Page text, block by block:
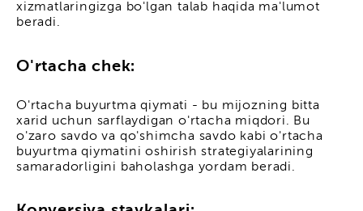
xizmatlaringizga bo'lgan talab haqida ma'lumot
beradi.
O'rtacha chek:
O'rtacha buyurtma qiymati - bu mijozning bitta
xarid uchun sarflaydigan o'rtacha miqdori. Bu
o'zaro savdo va qo'shimcha savdo kabi o'rtacha
buyurtma qiymatini oshirish strategiyalarining
samaradorligini baholashga yordam beradi.